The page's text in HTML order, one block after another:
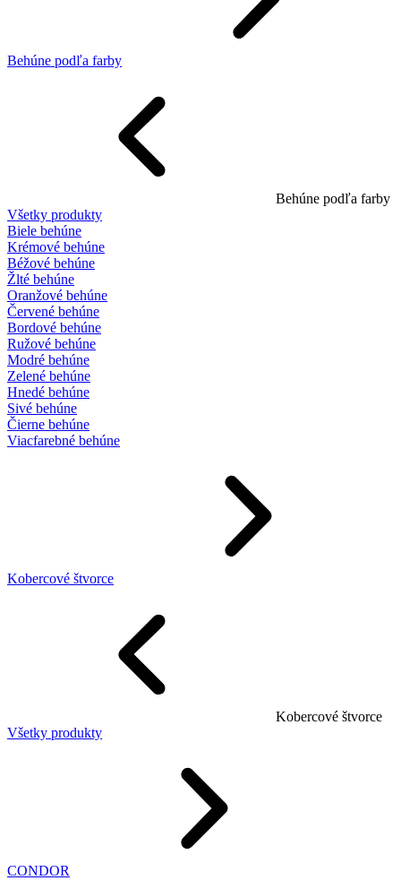
Behúne podľa farby
Behúne podľa farby
Všetky produkty
Biele behúne
Krémové behúne
Béžové behúne
Žlté behúne
Oranžové behúne
Červené behúne
Bordové behúne
Ružové behúne
Modré behúne
Zelené behúne
Hnedé behúne
Sivé behúne
Čierne behúne
Viacfarebné behúne
Kobercové štvorce
Kobercové štvorce
Všetky produkty
CONDOR